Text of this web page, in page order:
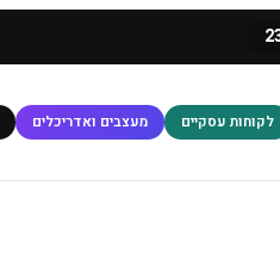
לקוחות עסקיים מעצבים ואדריכלים